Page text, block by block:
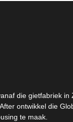
die gietfabriek in
ontwikkel die
te maak.